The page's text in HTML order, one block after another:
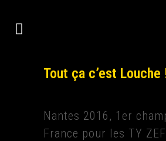
Tout ça c’est Louche
Nantes 2016, 1er
France pour les TY